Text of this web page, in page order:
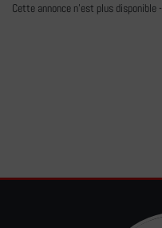
Cette annonce n'est plus disponible -